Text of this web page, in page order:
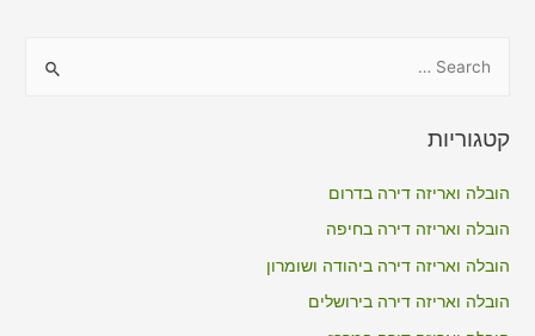
r
o
r
קטגוריות
הובלה ואריזה דירה בדרום
הובלה ואריזה דירה בחיפה
הובלה ואריזה דירה ביהודה ושומרון
הובלה ואריזה דירה בירושלים